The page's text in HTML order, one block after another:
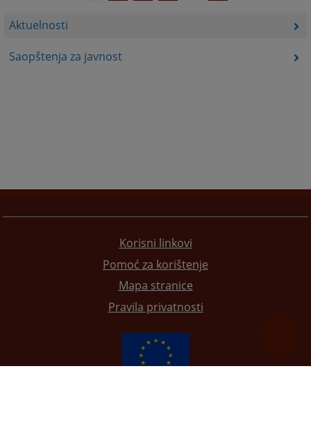
Aktuelnosti
Saopštenja za javnost
Korisni linkovi
Pomoć za korištenje
Mapa stranice
Pravila privatnosti